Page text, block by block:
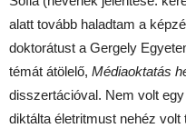
alatt tovább haladtam a
doktorátust a Gergely
témát átölelő, Médiaoktatás
disszertációval. Nem volt
diktálta életritmust nehéz